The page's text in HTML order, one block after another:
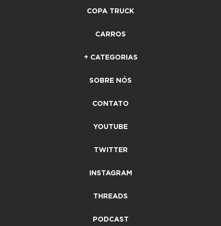
COPA TRUCK
CARROS
+ CATEGORIAS
SOBRE NÓS
CONTATO
YOUTUBE
TWITTER
INSTAGRAM
THREADS
PODCAST